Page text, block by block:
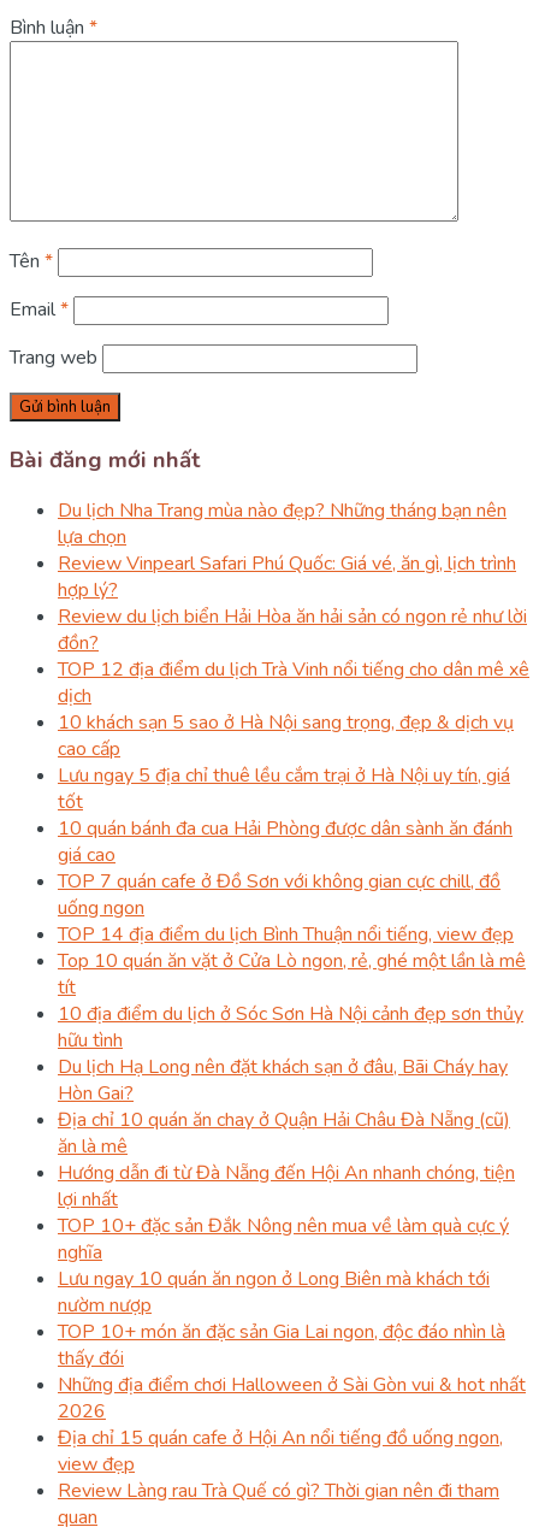
Bình luận *
Tên *
Email*
Trang web
Bài đăng mới nhất
Du lịch Nha Trang mùa nào đẹp? Những tháng bạn nên
lựa chọn
Review Vinpearl Safari Phú Quốc: Giá vé, ăn gì, lịch trình
hợp lý?
Review du lịch biển Hải Hòa ăn hải sản có ngon rẻ như lời
đồn?
TOP 12 địa điểm du lịch Trà Vinh nổi tiếng cho dân mê xê
dịch
10 khách sạn 5 sao ở Hà Nội sang trọng, đẹp & dịch vụ
cao cấp
Lưu ngay 5 địa chỉ thuê lều cắm trại ở Hà Nội uy tín, giá
tốt
10 quán bánh đa cua Hải Phòng được dân sành ăn đánh
giá cao
TOP 7 quán cafe ở Đồ Sơn với không gian cực chill, đồ
uống ngon
TOP 14 địa điểm du lịch Bình Thuận nổi tiếng, view đẹp
Top 10 quán ăn vặt ở Cửa Lò ngon, rẻ, ghé một lần là mê
tít
10 địa điểm du lịch ở Sóc Sơn Hà Nội cảnh đẹp sơn thủy
hữu tình
Du lịch Hạ Long nên đặt khách sạn ở đâu, Bãi Cháy hay
Hòn Gai?
Địa chỉ 10 quán ăn chay ở Quận Hải Châu Đà Nẵng (cũ)
ăn là mê
Hướng dẫn đi từ Đà Nẵng đến Hội An nhanh chóng, tiện
lợi nhất
TOP 10+ đặc sản Đắk Nông nên mua về làm quà cực ý
nghĩa
Lưu ngay 10 quán ăn ngon ở Long Biên mà khách tới
nườm nượp
TOP 10+ món ăn đặc sản Gia Lai ngon, độc đáo nhìn là
thấy đói
Những địa điểm chơi Halloween ở Sài Gòn vui & hot nhất
2026
Địa chỉ 15 quán cafe ở Hội An nổi tiếng đồ uống ngon,
view đẹp
Review Làng rau Trà Quế có gì? Thời gian nên đi tham
quan